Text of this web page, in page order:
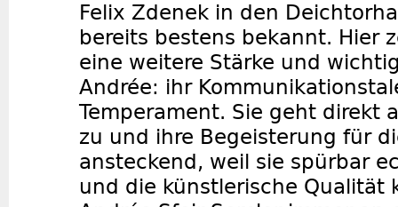
Felix Zdenek in den
bereits bestens bekannt. Hier
eine weitere Stärke und
Andrée: ihr
Temperament. Sie geht direkt
zu und ihre Begeisterung für
ansteckend, weil sie spürbar
und die künstlerische Qualität